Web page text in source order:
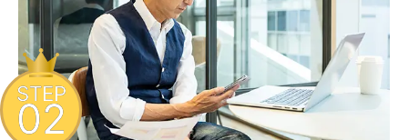
STEP
02